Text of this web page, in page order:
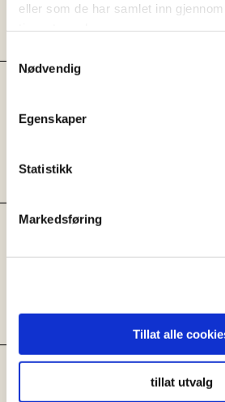
eller som de har samlet inn
Nødvendig
Egenskaper
Statistikk
Markedsføring
Tillat alle
tillat utvalg
du disse i en
salt, smør og
Snurr bacon rundt
valg, gjerne salsiccia.
sprøtt, og pølsene
Kok opp rødvin med
reduser kraften til
tilsett oksekraft.
Kok opp i 10 min og
krydder og behold